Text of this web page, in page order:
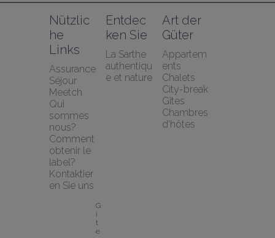
Nützlic
he
Links
Assurance
Séjour
Meetch
Qui
sommes
nous?
Comment
obtenir le
label?
Kontaktier
en Sie uns
Entdec
ken Sie
La Sarthe
authentiqu
e et nature
Art der
Güter
Appartem
ents
Chalets
City-break
Gîtes
Chambres
d'hôtes
G
î
t
e